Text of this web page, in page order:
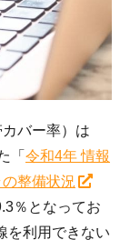
バー率）は
「 令和4年 情報
整備状況
％となってお
を利用できない